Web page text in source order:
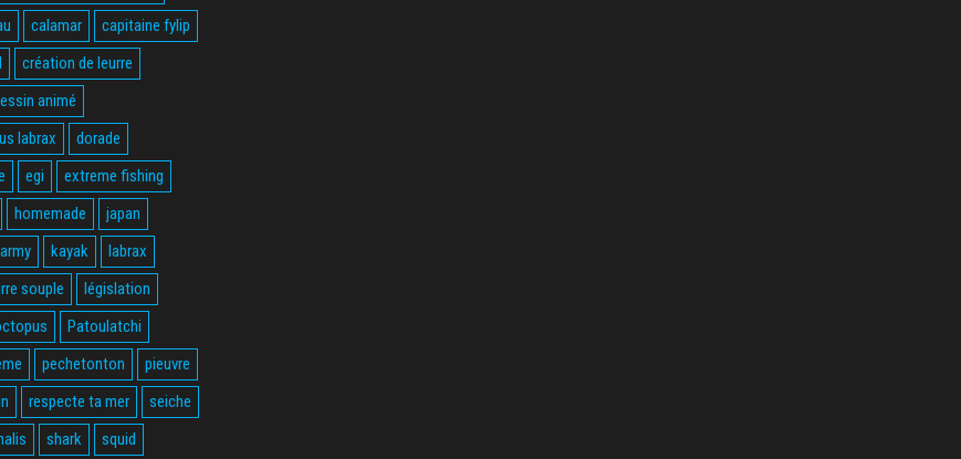
calamar
capitaine fylip
création de leurre
animé
labrax
dorade
egi
extreme fishing
homemade
japan
kayak
labrax
souple
législation
Patoulatchi
pechetonton
pieuvre
respecte ta mer
seiche
shark squid